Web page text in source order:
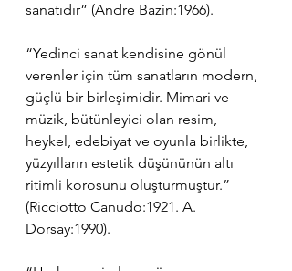
sanatıdır” (Andre Bazin:1966).
“Yedinci sanat kendisine gönül
verenler için tüm sanatların modern,
güçlü bir birleşimidir. Mimari ve
müzik, bütünleyici olan resim,
heykel, edebiyat ve oyunla birlikte,
yüzyılların estetik düşününün altı
ritimli korosunu oluşturmuştur.”
(Ricciotto Canudo:1921. A.
Dorsay:1990).